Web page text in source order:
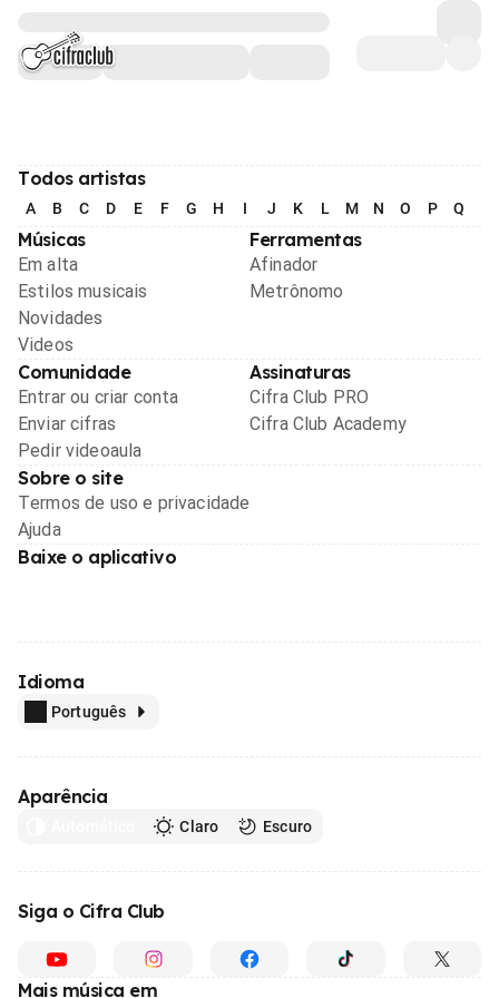
Todos artistas
A B C D E F G H I J K L M N O P Q
Músicas
Em alta
Estilos musicais
Novidades
Videos
Ferramentas
Afinador
Metrônomo
Comunidade
Entrar ou criar conta
Enviar cifras
Pedir videoaula
Assinaturas
Cifra Club PRO
Cifra Club Academy
Sobre o site
Termos de uso e privacidade
Ajuda
Baixe o aplicativo
Idioma
Português
Aparência
Claro Escuro
Siga o Cifra Club
Mais música em